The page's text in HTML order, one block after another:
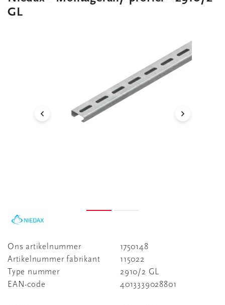
GL
Ons artikelnummer
1750148
Artikelnummer fabrikant
115022
Type nummer
2910/2 GL
EAN-code
4013339028801